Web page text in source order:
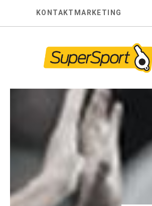
KONTAKT MARKETING